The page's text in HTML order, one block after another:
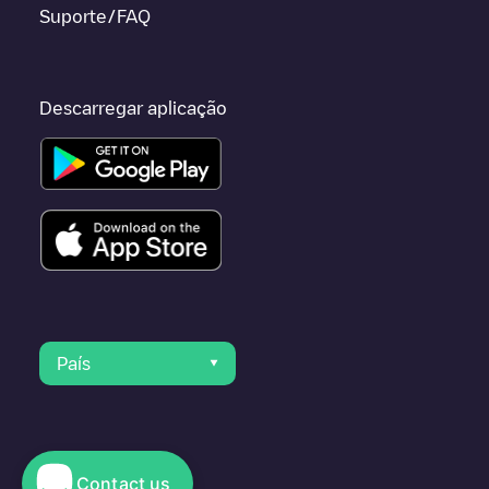
Suporte/FAQ
Descarregar aplicação
País
© 2023 Electromaps
Contact us